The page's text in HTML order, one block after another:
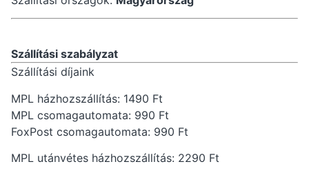
Szállítási szabályzat
Szállítási díjaink
MPL házhozszállítás: 1490 Ft
MPL csomagautomata: 990 Ft
FoxPost csomagautomata: 990 Ft
MPL utánvétes házhozszállítás: 2290 Ft